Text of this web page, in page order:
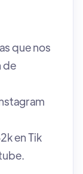
que nos
de
en Tik